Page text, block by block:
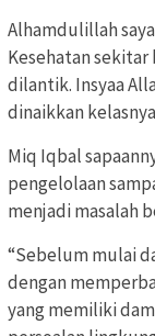
Alhamdulillah
Kesehatan
dilantik. Insyaa
dinaikkan
Miq Iqbal
pengelolaan
menjadi masalah
“Sebelum mulai
dengan
yang memiliki